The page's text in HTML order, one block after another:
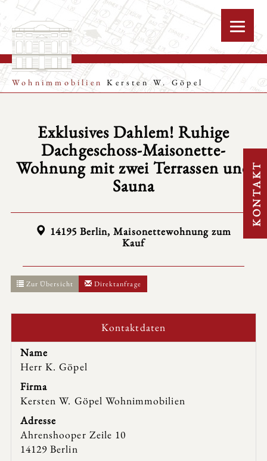
WohnimmobilienKersten W. Göpel
KONTAKT
Exklusives Dahlem! Ruhige
Dachgeschoss-Maisonette-
Wohnung mit zwei Terrassen und
Sauna
14195 Berlin, Maisonettewohnung zum
Kauf
Zur Übersicht Direktanfrage
Kontaktdaten
Name
Herr K. Göpel
Firma
Kersten W. Göpel Wohnimmobilien
Adresse
Ahrenshooper Zeile 10
14129 Berlin